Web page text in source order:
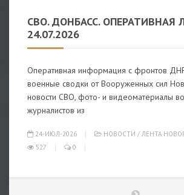
СВО. ДОНБАСС. ОПЕРАТИВНАЯ
24.07.2026
Оперативная информация с фронтов
военные сводки от Вооруженных сил
новости СВО, фото- и видеоматериалы
журналистов из
24-ИЮЛ-2026 НОВОСТИ / ЛЕНТА
527
0